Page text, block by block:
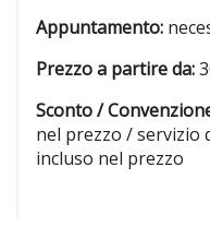
Appuntamento:
Prezzo a partire da:
Sconto /
nel prezzo / servizio
incluso nel prezzo